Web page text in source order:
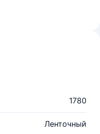
1780
Ленточный